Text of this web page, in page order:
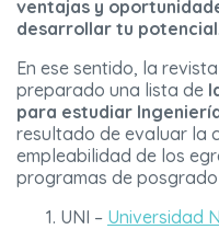
ventajas y
desarrollar tu potencial
En ese sentido, la
preparado una lista de
para estudiar
resultado de evaluar la
empleabilidad de los
programas de
UNI – Universidad